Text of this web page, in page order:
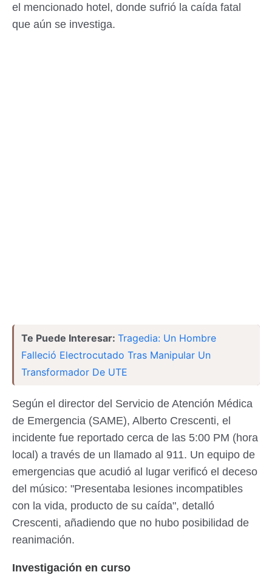
el mencionado hotel, donde sufrió la caída fatal
que aún se investiga.
Te Puede Interesar: Tragedia: Un Hombre
Falleció Electrocutado Tras Manipular Un
Transformador De UTE
Según el director del Servicio de Atención Médica
de Emergencia (SAME), Alberto Crescenti, el
incidente fue reportado cerca de las 5:00 PM (hora
local) a través de un llamado al 911. Un equipo de
emergencias que acudió al lugar verificó el deceso
del músico: "Presentaba lesiones incompatibles
con la vida, producto de su caída", detalló
Crescenti, añadiendo que no hubo posibilidad de
reanimación.
Investigación en curso